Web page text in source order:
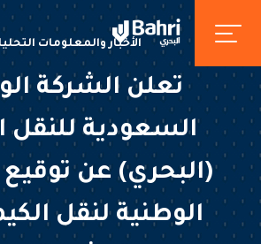
الأخبار والمعلومات
تعلن الشركة
السعودية للنقل
(البحري) عن
الوطنية لنقل